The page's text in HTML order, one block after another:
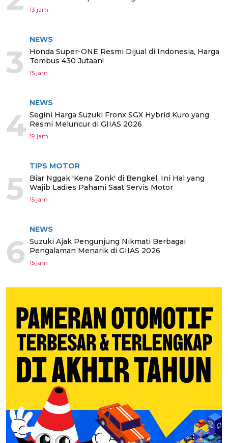
13 jam
3
NEWS
Honda Super-ONE Resmi Dijual di Indonesia, Harga
Tembus 430 Jutaan!
15 jam
4
NEWS
Segini Harga Suzuki Fronx SGX Hybrid Kuro yang
Resmi Meluncur di GIIAS 2026
19 jam
5
TIPS MOTOR
Biar Nggak 'Kena Zonk' di Bengkel, Ini Hal yang
Wajib Ladies Pahami Saat Servis Motor
15 jam
6
NEWS
Suzuki Ajak Pengunjung Nikmati Berbagai
Pengalaman Menarik di GIIAS 2026
15 jam